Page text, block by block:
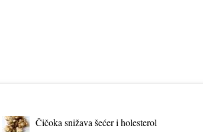
Čičoka snižava šećer i holesterol